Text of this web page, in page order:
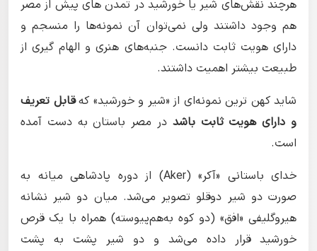
هرچند نقش‌های شیر یا خورشید در تمدن های پیش از مصر
هم وجود داشتند ولی نمی‌توان آن نمونه‌ها را منسجم و
دارای هویت ثابت دانست. جنبه‌های هنری و الهام گیری از
طبیعت بیشتر اهمیت داشتند.
شاید کهن ترین نمونه‌ای از «شیر و خورشید» کهقابل تعریف
و دارای هویت ثابت باشد در مصر باستان به دست آمده
است.
خدای باستانی «آکر» (Aker) از دوره پادشاهی میانه به
صورت دو شیر دوقلو تصویر می‌شد. میان دو شیر نشانه
هیروگلیفی «افق» (دو کوه به‌هم‌پیوسته) همراه با یک قرص
خورشید قرار داده می‌شد و دو شیر پشت به پشت